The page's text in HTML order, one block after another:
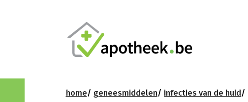
home geneesmiddelen infecties van de huid